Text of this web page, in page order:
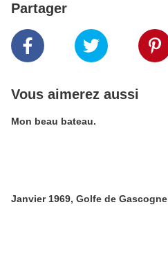
Partager
Vous aimerez aussi
Mon beau bateau.
Janvier 1969, Golfe de Gascogne